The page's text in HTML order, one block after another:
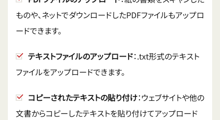
ものや、ネットでダウンロードしたPDFファイルもアップロ
ードできます。
テキストファイルのアップロード：.txt形式のテキスト
ファイルをアップロードできます。
コピーされたテキストの貼り付け：ウェブサイトや他の
文書からコピーしたテキストを貼り付けてアップロード